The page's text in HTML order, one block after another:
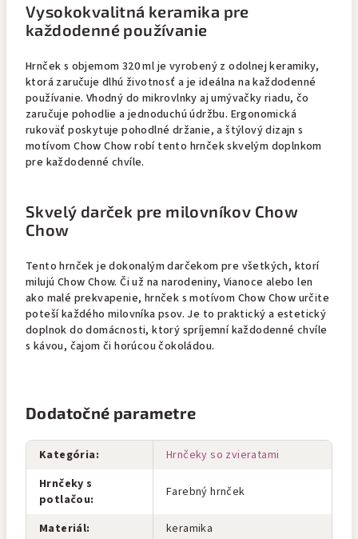
Vysokokvalitná keramika pre
každodenné používanie
Hrnček s objemom 320 ml je vyrobený z odolnej keramiky,
ktorá zaručuje dlhú životnosť a je ideálna na každodenné
používanie. Vhodný do mikrovlnky aj umývačky riadu, čo
zaručuje pohodlie a jednoduchú údržbu. Ergonomická
rukoväť poskytuje pohodlné držanie, a štýlový dizajn s
motívom Chow Chow robí tento hrnček skvelým doplnkom
pre každodenné chvíle.
Skvelý darček pre milovníkov Chow
Chow
Tento hrnček je dokonalým darčekom pre všetkých, ktorí
milujú Chow Chow. Či už na narodeniny, Vianoce alebo len
ako malé prekvapenie, hrnček s motívom Chow Chow určite
poteší každého milovníka psov. Je to praktický a estetický
doplnok do domácnosti, ktorý spríjemní každodenné chvíle
s kávou, čajom či horúcou čokoládou.
Dodatočné parametre
Kategória:
Hrnčeky so zvieratami
Hrnčeky s
potlačou: Farebný hrnček
Materiál:
keramika